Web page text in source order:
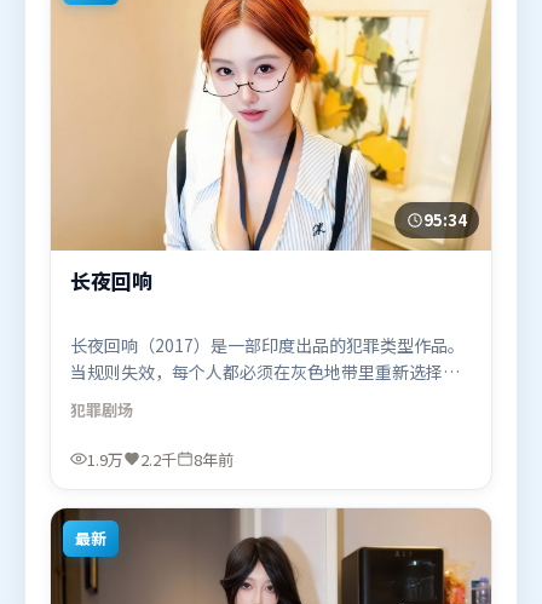
95:34
长夜回响
长夜回响（2017）是一部印度出品的犯罪类型作品。
当规则失效，每个人都必须在灰色地带里重新选择立
场与底线。类型元素被重新组合，既致敬经典也尝试
突破套路。由奉俊昊执导，周冬雨、沈腾、木村拓
哉，托尼·贾、杨紫等联袂出演。影片于2017年11月
材的观众观看。
犯罪剧场
1.9万 2.2千 8年前
最新